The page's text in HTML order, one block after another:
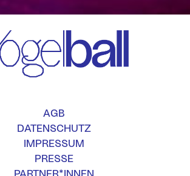
AGB
DATENSCHUTZ
IMPRESSUM
PRESSE
PARTNER*INNEN